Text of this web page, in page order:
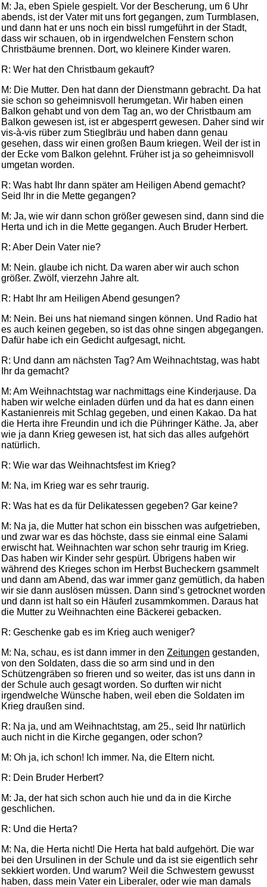
M: Ja, eben Spiele gespielt. Vor der Bescherung, um 6 Uhr
abends, ist der Vater mit uns fort gegangen, zum Turmblasen,
und dann hat er uns noch ein bissl rumgeführt in der Stadt,
dass wir schauen, ob in irgendwelchen Fenstern schon
Christbäume brennen. Dort, wo kleinere Kinder waren.
R: Wer hat den Christbaum gekauft?
M: Die Mutter. Den hat dann der Dienstmann gebracht. Da hat
sie schon so geheimnisvoll herumgetan. Wir haben einen
Balkon gehabt und von dem Tag an, wo der Christbaum am
Balkon gewesen ist, ist er abgesperrt gewesen. Daher sind wir
vis-à-vis rüber zum Stieglbräu und haben dann genau
gesehen, dass wir einen großen Baum kriegen. Weil der ist in
der Ecke vom Balkon gelehnt. Früher ist ja so geheimnisvoll
umgetan worden.
R: Was habt Ihr dann später am Heiligen Abend gemacht?
Seid Ihr in die Mette gegangen?
M: Ja, wie wir dann schon größer gewesen sind, dann sind die
Herta und ich in die Mette gegangen. Auch Bruder Herbert.
R: Aber Dein Vater nie?
M: Nein. glaube ich nicht. Da waren aber wir auch schon
größer. Zwölf, vierzehn Jahre alt.
R: Habt Ihr am Heiligen Abend gesungen?
M: Nein. Bei uns hat niemand singen können. Und Radio hat
es auch keinen gegeben, so ist das ohne singen abgegangen.
Dafür habe ich ein Gedicht aufgesagt, nicht.
R: Und dann am nächsten Tag? Am Weihnachtstag, was habt
Ihr da gemacht?
M: Am Weihnachtstag war nachmittags eine Kinderjause. Da
haben wir welche einladen dürfen und da hat es dann einen
Kastanienreis mit Schlag gegeben, und einen Kakao. Da hat
die Herta ihre Freundin und ich die Pühringer Käthe. Ja, aber
wie ja dann Krieg gewesen ist, hat sich das alles aufgehört
natürlich.
R: Wie war das Weihnachtsfest im Krieg?
M: Na, im Krieg war es sehr traurig.
R: Was hat es da für Delikatessen gegeben? Gar keine?
M: Na ja, die Mutter hat schon ein bisschen was aufgetrieben,
und zwar war es das höchste, dass sie einmal eine Salami
erwischt hat. Weihnachten war schon sehr traurig im Krieg.
Das haben wir Kinder sehr gespürt. Übrigens haben wir
während des Krieges schon im Herbst Bucheckern gsammelt
und dann am Abend, das war immer ganz gemütlich, da haben
wir sie dann auslösen müssen. Dann sind’s getrocknet worden
und dann ist halt so ein Häuferl zusammkommen. Daraus hat
die Mutter zu Weihnachten eine Bäckerei gebacken.
R: Geschenke gab es im Krieg auch weniger?
M: Na, schau, es ist dann immer in den Zeitungen gestanden,
von den Soldaten, dass die so arm sind und in den
Schützengräben so frieren und so weiter, das ist uns dann in
der Schule auch gesagt worden. So durften wir nicht
irgendwelche Wünsche haben, weil eben die Soldaten im
Krieg draußen sind.
R: Na ja, und am Weihnachtstag, am 25., seid Ihr natürlich
auch nicht in die Kirche gegangen, oder schon?
M: Oh ja, ich schon! Ich immer. Na, die Eltern nicht.
R: Dein Bruder Herbert?
M: Ja, der hat sich schon auch hie und da in die Kirche
geschlichen.
R: Und die Herta?
M: Na, die Herta nicht! Die Herta hat bald aufgehört. Die war
bei den Ursulinen in der Schule und da ist sie eigentlich sehr
sekkiert worden. Und warum? Weil die Schwestern gewusst
haben, dass mein Vater ein Liberaler, oder wie man damals